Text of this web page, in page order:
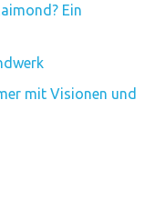
Ein
mit Visionen und